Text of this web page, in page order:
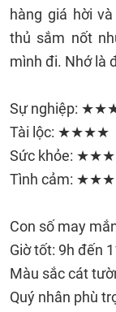
hàng giá hời
thủ sắm nốt
mình đi. Nhớ là
Sự nghiệp:
Tài lộc: ★★★★
Sức khỏe: ★★★
Tình cảm:
Con số may
Giờ tốt: 9h đến
Màu sắc cát
Quý nhân phù